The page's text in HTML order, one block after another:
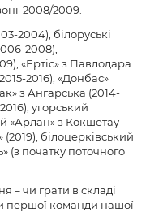
2008/2009.
2004), білоруські
2008),
«Ертіс» з Павлодара
2016), «Донбас»
з Ангарська (2014-
угорський
«Арлан» з Кокшетау
(2019), білоцерківський
(з початку поточного
– чи грати в складі
першої команди нашої